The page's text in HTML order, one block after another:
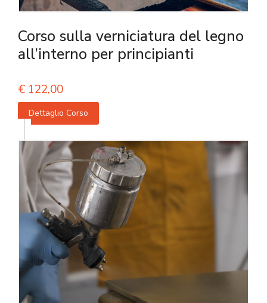
Corso sulla verniciatura del legno
all’interno per principianti
€ 122,00
Dettaglio Corso